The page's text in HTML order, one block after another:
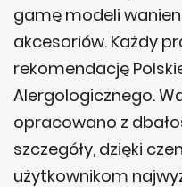
gamę modeli
akcesoriów. Każdy
rekomendację
Alergologicznego.
opracowano z
szczegóły, dzięki
użytkownikom